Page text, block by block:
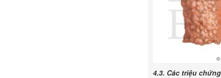
4.3. Các triệu